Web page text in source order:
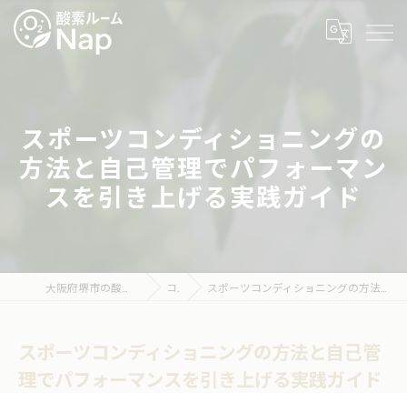
スポーツコンディショニングの
方法と自己管理でパフォーマン
スを引き上げる実践ガイド
コラム スポーツコンディショニングの方法と自己管理でパフォーマンスを引き上げる実践ガイド
スポーツコンディショニングの方法と自己管
理でパフォーマンスを引き上げる実践ガイド